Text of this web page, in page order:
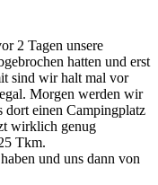
2 Tagen unsere
hatten und erst
sind wir halt mal vor
Morgen werden wir
dort einen Campingplatz
wirklich genug
Tkm.
und uns dann von